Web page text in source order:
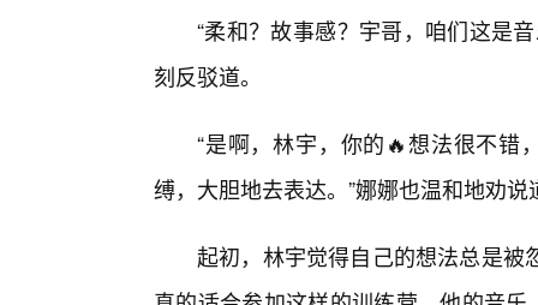
“柔和？故事感？宇哥，咱们这是
刻反驳道。
“是啊，林宇，你的🔥想法很不错
缚，大胆地去表达。”娜娜也温和地劝说
起初，林宇觉得自己的想法总是被